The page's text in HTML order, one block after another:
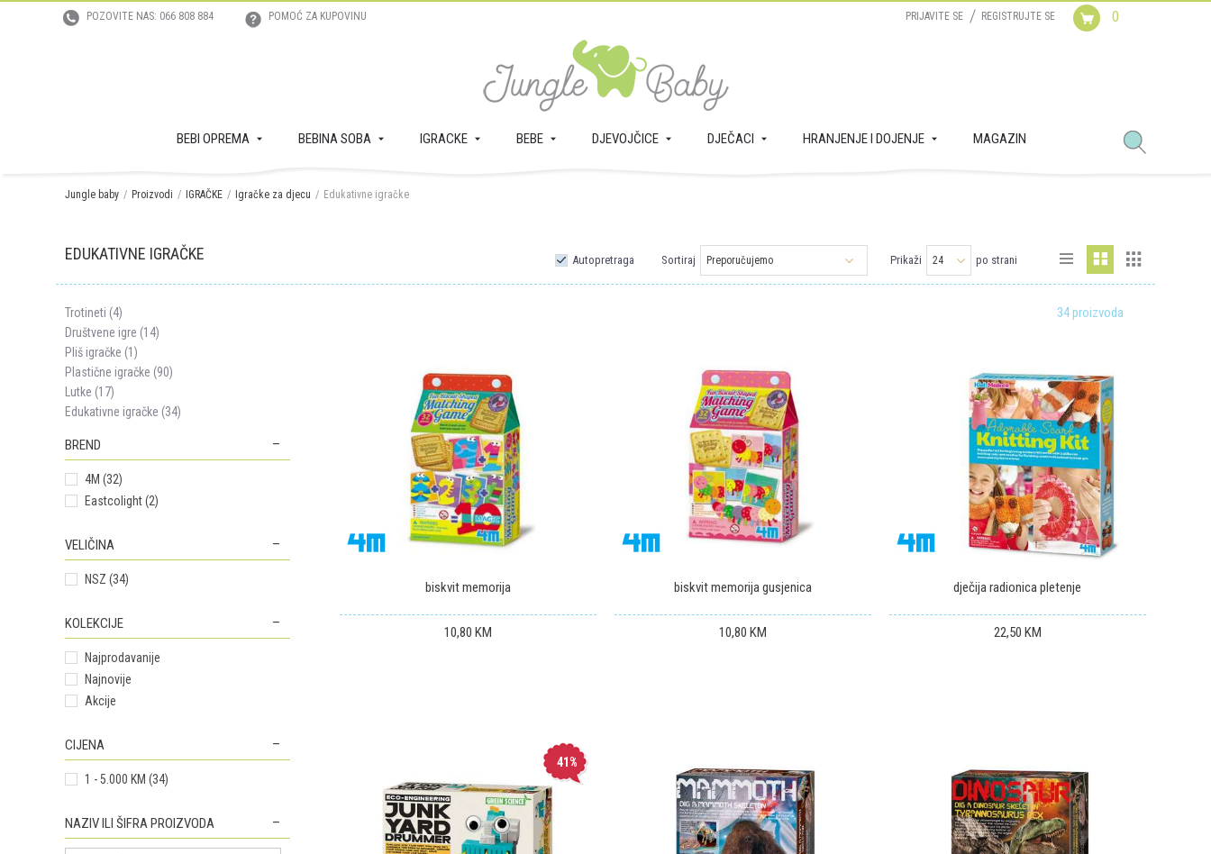
POZOVITE NAS: 066 808 884 POMOĆ ZA KUPOVINU 0
PRIJAVITE SE REGISTRUJTE SE
BEBI OPREMA BEBINA SOBA IGRACKE BEBE DJEVOJČICE DJEČACI HRANJENJE I DOJENJE MAGAZIN
Jungle baby Proizvodi IGRAČKE Igračke za djecu Edukativne igračke
EDUKATIVNE IGRAČKE Autopretraga Sortiraj Prikaži po strani
Trotineti (4)
Društvene igre (14)
Pliš igračke (1)
Plastične igračke (90)
Lutke (17)
Edukativne igračke (34)
BREND
4M (32)
Eastcolight (2)
VELIČINA
NSZ (34)
KOLEKCIJE
Najprodavanije
Najnovije
Akcije
CIJENA
1 - 5.000 KM (34)
NAZIV ILI ŠIFRA PROIZVODA
34 proizvoda
biskvit memorija
10,80 KM
biskvit memorija gusjenica
10,80 KM
dječija radionica pletenje
22,50 KM
41%